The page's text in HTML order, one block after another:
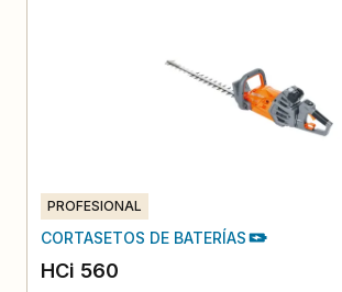
PROFESIONAL
CORTASETOS DE BATERÍAS
HCi 560